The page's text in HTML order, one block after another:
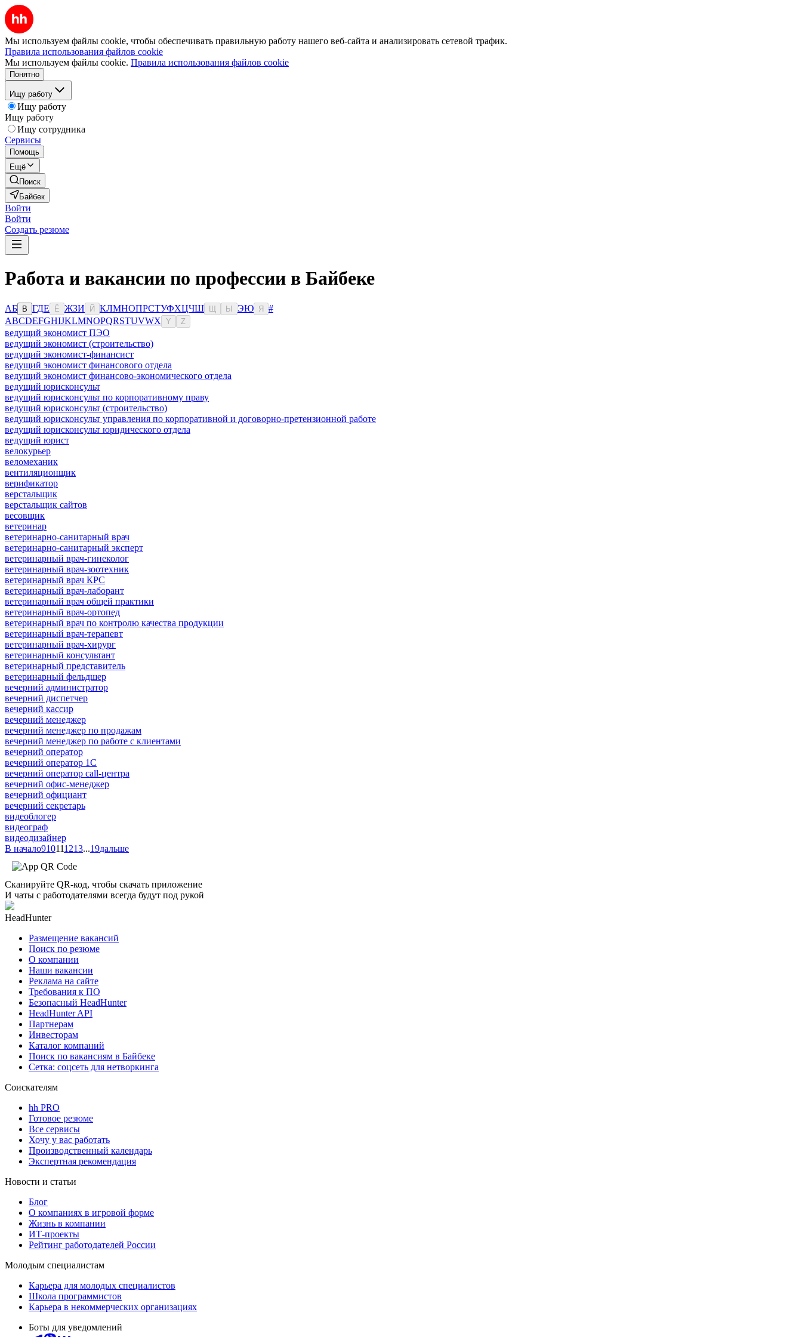
Мы используем файлы cookie, чтобы обеспечивать правильную работу нашего веб-сайта и анализировать сетевой трафик.
Правила использования файлов cookie
Мы используем файлы cookie. Правила использования файлов cookie
Понятно
Ищу работу
Ищу работу
Ищу работу
Ищу сотрудника
Сервисы
Помощь
Ещё
Поиск
Байбек
Войти
Войти
Создать резюме
Работа и вакансии по профессии в Байбеке
АБ В ГДЕ Ё ЖЗИ Й КЛМНОПРСТУФХЦЧШ Ы ЭЮ Я
#
ABCDEFGHIJKLMNOPQRSTUVWX Y Z
ведущий экономист ПЭО
ведущий экономист (строительство)
ведущий экономист-финансист
ведущий экономист финансового отдела
ведущий экономист финансово-экономического отдела
ведущий юрисконсульт
ведущий юрисконсульт по корпоративному праву
ведущий юрисконсульт (строительство)
ведущий юрисконсульт управления по корпоративной и договорно-претензионной работе
ведущий юрисконсульт юридического отдела
ведущий юрист
велокурьер
веломеханик
вентиляционщик
верификатор
верстальщик
верстальщик сайтов
весовщик
ветеринар
ветеринарно-санитарный врач
ветеринарно-санитарный эксперт
ветеринарный врач-гинеколог
ветеринарный врач-зоотехник
ветеринарный врач КРС
ветеринарный врач-лаборант
ветеринарный врач общей практики
ветеринарный врач-ортопед
ветеринарный врач по контролю качества продукции
ветеринарный врач-терапевт
ветеринарный врач-хирург
ветеринарный консультант
ветеринарный представитель
ветеринарный фельдшер
вечерний администратор
вечерний диспетчер
вечерний кассир
вечерний менеджер
вечерний менеджер по продажам
вечерний менеджер по работе с клиентами
вечерний оператор
вечерний оператор 1С
вечерний оператор call-центра
вечерний офис-менеджер
вечерний официант
вечерний секретарь
видеоблогер
видеограф
видеодизайнер
В начало910111213...19дальше
Сканируйте QR-код, чтобы скачать приложение
И чаты с работодателями всегда будут под рукой
HeadHunter
Размещение вакансий
Поиск по резюме
О компании
Наши вакансии
Реклама на сайте
Требования к ПО
Безопасный HeadHunter
HeadHunter API
Партнерам
Инвесторам
Каталог компаний
Поиск по вакансиям в Байбеке
Сетка: соцсеть для нетворкинга
Соискателям
hh PRO
Готовое резюме
Все сервисы
Хочу у вас работать
Производственный календарь
Экспертная рекомендация
Новости и статьи
Блог
О компаниях в игровой форме
Жизнь в компании
ИТ-проекты
Рейтинг работодателей России
Молодым специалистам
Карьера для молодых специалистов
Школа программистов
Карьера в некоммерческих организациях
Боты для уведомлений